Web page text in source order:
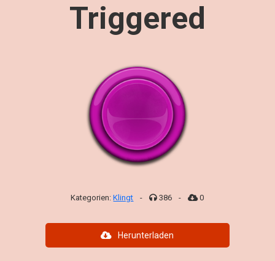
Triggered
Kategorien:Klingt - 386 - 0
Herunterladen